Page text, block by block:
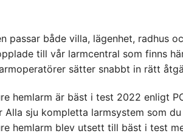
passar både villa, lägenhet, radhus
till vår larmcentral som finns
sätter snabbt in rätt
hemlarm är bäst i test 2022 enligt
Alla sju kompletta larmsystem som
hemlarm blev utsett till bäst i test